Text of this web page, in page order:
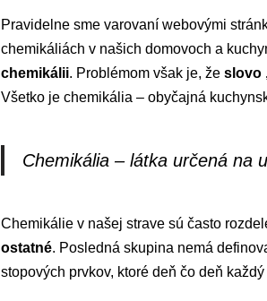
Pravidelne sme varovaní webovými
chemikáliách v našich domovoch a
chemikálii. Problémom však je, že slovo
Všetko je chemikália – obyčajná
Chemikália – látka určená na
Chemikálie v našej strave sú často
ostatné. Posledná skupina nemá
stopových prvkov, ktoré deň čo deň